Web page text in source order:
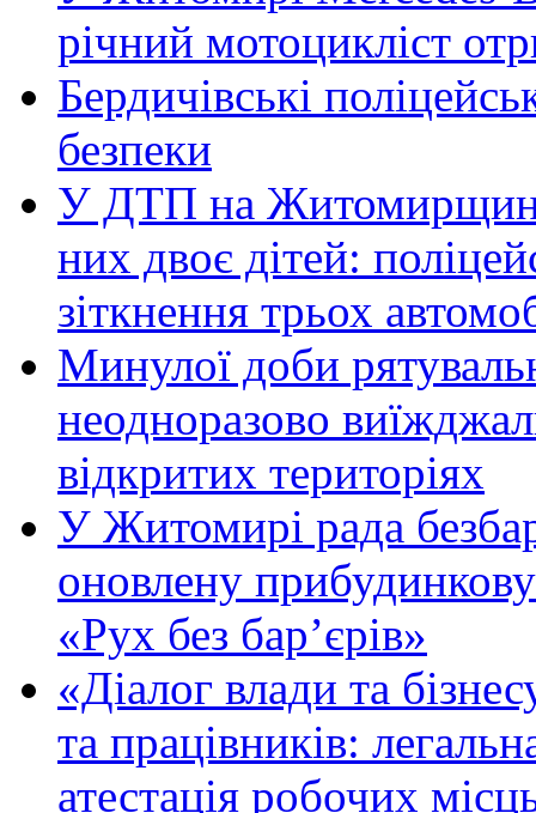
річний мотоцикліст
Бердичівські
безпеки
У ДТП на Житомирщині
них двоє дітей:
зіткнення трьох
Минулої доби
неодноразово
відкритих територіях
У Житомирі рада
оновлену
«Рух без бар’єрів»
«Діалог влади та
та працівників:
атестація робочих